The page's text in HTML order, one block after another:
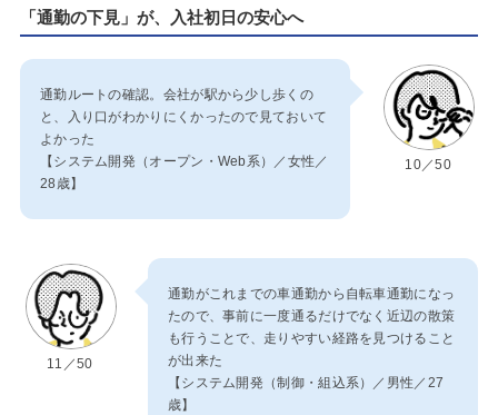
「通勤の下見」が、入社初日の安心へ
通勤ルートの確認。会社が駅から少し歩くの
と、入り口がわかりにくかったので見ておいて
よかった
【システム開発（オープン・Web系）／女性／
28歳】
10／50
11／50
通勤がこれまでの車通勤から自転車通勤になっ
たので、事前に一度通るだけでなく近辺の散策
も行うことで、走りやすい経路を見つけること
が出来た
【システム開発（制御・組込系）／男性／27
歳】